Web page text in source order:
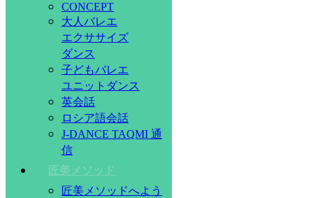
CONCEPT
大人バレエ
エクササイズ
ダンス
子どもバレエ
ユニットダンス
英会話
ロシア語会話
J-DANCE TAQMI 通
信
匠美メソッド
匠美メソッドへよう